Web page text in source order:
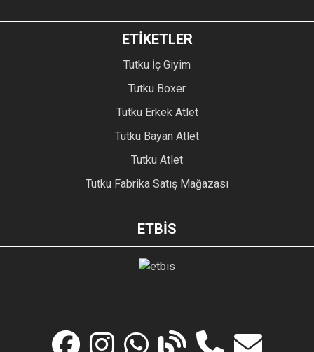
ETİKETLER
Tutku İç Giyim
Tutku Boxer
Tutku Erkek Atlet
Tutku Bayan Atlet
Tutku Atlet
Tutku Fabrika Satış Mağazası
ETBİS